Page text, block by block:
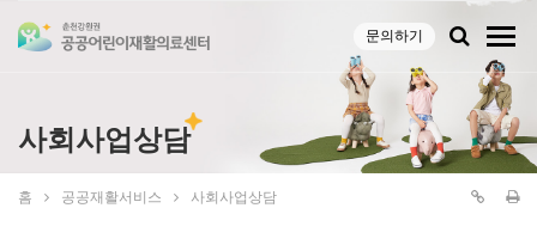
문의하기
사회사업상담
홈 공공재활서비스 사회사업상담